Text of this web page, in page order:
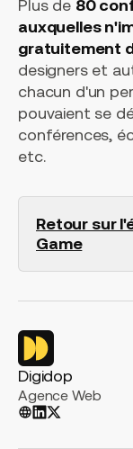
Plus de 80
auxquelles
gratuitement
designers et
chacun d'un
pouvaient se
conférences,
etc.
Retour sur
Game
Digidop
Agence Web